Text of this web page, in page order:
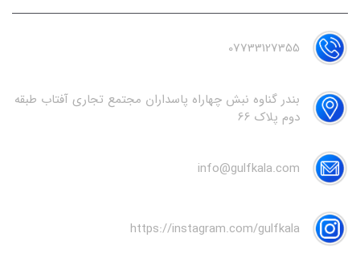
07733127355
بندر گناوه نبش چهاراه پاسداران مجتمع تجاری آفتاب طبقه
دوم پلاک 66
info@gulfkala.com
https://instagram.com/gulfkala